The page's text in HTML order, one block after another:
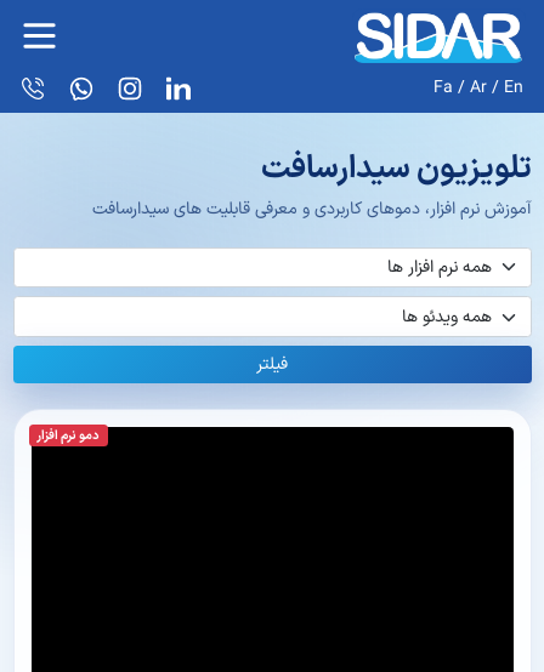
Fa /Ar/ En
تلویزیون سیدارسافت
آموزش نرم افزار، دموهای کاربردی و معرفی قابلیت های سیدارسافت
فیلتر
دمو نرم افزار